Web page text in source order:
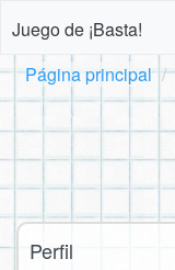
Juego de ¡Basta!
Página principal
Perfil